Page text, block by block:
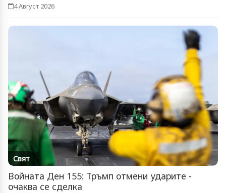
4 Август 2026
Свят
Войната Ден 155: Тръмп отмени ударите -
очаква се сделка